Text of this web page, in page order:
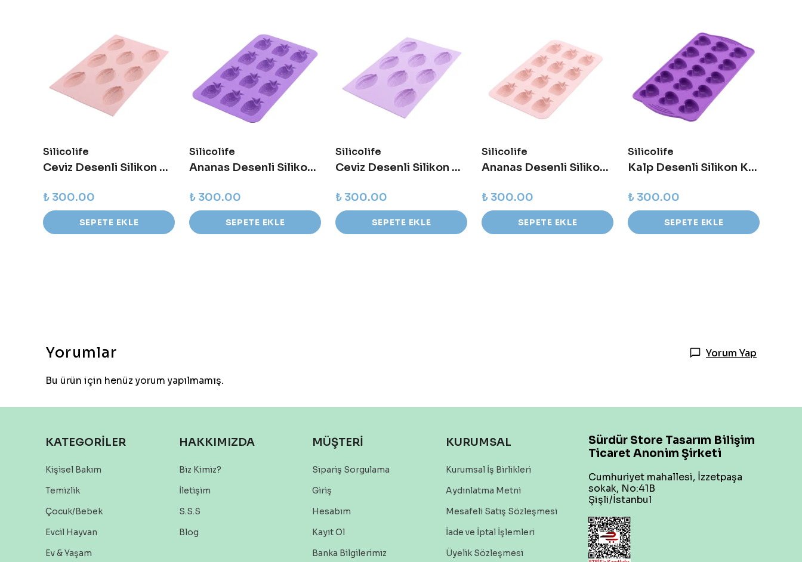
Silicolife
Ceviz Desenli Silikon Kalıp
₺ 300.00
SEPETE EKLE
Silicolife
Ananas Desenli Silikon Kalıp
₺ 300.00
SEPETE EKLE
Silicolife
Ceviz Desenli Silikon Kalıp
₺ 300.00
SEPETE EKLE
Silicolife
Ananas Desenli Silikon Kalıp
₺ 300.00
SEPETE EKLE
Silicolife
Kalp Desenli Silikon Kalıp
₺ 300.00
SEPETE EKLE
Yorumlar Yorum Yap
Bu ürün için henüz yorum yapılmamış.
KATEGORİLER
Kişisel Bakım
Temizlik
Çocuk/Bebek
Evcil Hayvan
Ev & Yaşam
HAKKIMIZDA
Biz Kimiz?
İletişim
S.S.S
Blog
MÜŞTERİ
Sipariş Sorgulama
Giriş
Hesabım
Kayıt Ol
Banka Bilgilerimiz
KURUMSAL
Kurumsal İş Birlikleri
Aydınlatma Metni
Mesafeli Satış Sözleşmesi
İade ve İptal İşlemleri
Üyelik Sözleşmesi
Sürdür Store Tasarım Bilişim
Ticaret Anonim Şirketi
Cumhuriyet mahallesi, İzzetpaşa
sokak, No:41B
Şişli/İstanbul